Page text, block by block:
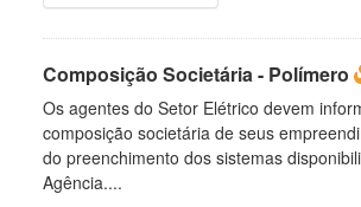
Composição Societária - Polímero
Os agentes do Setor Elétrico devem
composição societária de seus
do preenchimento dos sistemas
Agência....